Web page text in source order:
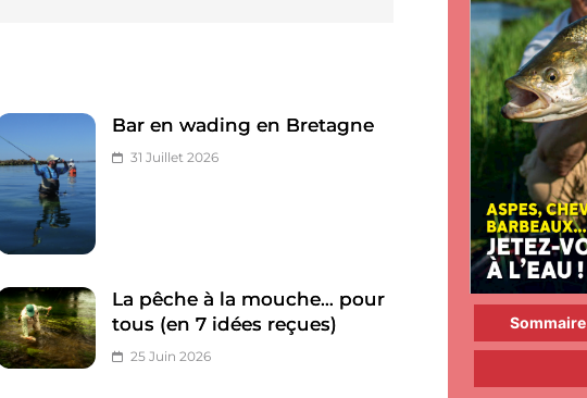
Bar en wading en Bretagne
31 Juillet 2026
La pêche à la mouche… pour
tous (en 7 idées reçues)
25 Juin 2026
Sommaire